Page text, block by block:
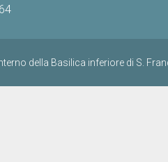
della Basilica inferiore di S.